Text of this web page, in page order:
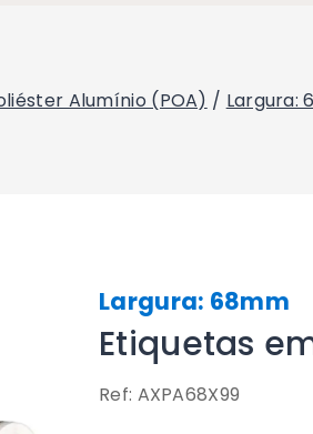
Alumínio (POA) / Largura:
Largura: 68mm
Etiquetas
Ref: AXPA68X99